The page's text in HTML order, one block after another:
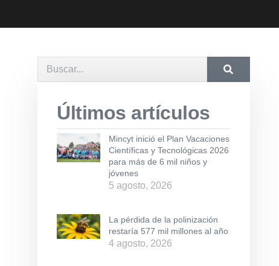
Últimos artículos
Mincyt inició el Plan Vacaciones
Científicas y Tecnológicas 2026
para más de 6 mil niños y
jóvenes
5 agosto, 2026
La pérdida de la polinización
restaría 577 mil millones al año
4 agosto, 2026